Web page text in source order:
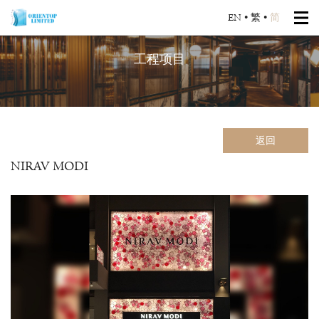
EN • 繁 • 简
工程项目
返回
NIRAV MODI